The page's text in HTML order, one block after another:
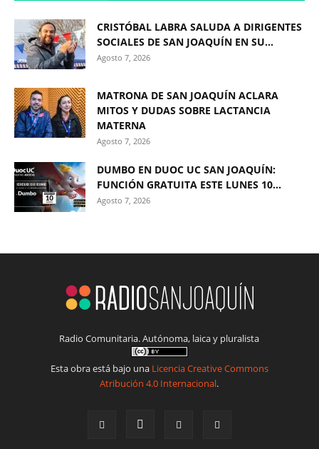
CRISTÓBAL LABRA SALUDA A DIRIGENTES
SOCIALES DE SAN JOAQUÍN EN SU...
Agosto 7, 2026
MATRONA DE SAN JOAQUÍN ACLARA
MITOS Y DUDAS SOBRE LACTANCIA
MATERNA
Agosto 7, 2026
DUMBO EN DUOC UC SAN JOAQUÍN:
FUNCIÓN GRATUITA ESTE LUNES 10...
Agosto 7, 2026
Radio Comunitaria. Autónoma, laica y pluralista
Esta obra está bajo una Licencia Creative Commons
Atribución 4.0 Internacional.